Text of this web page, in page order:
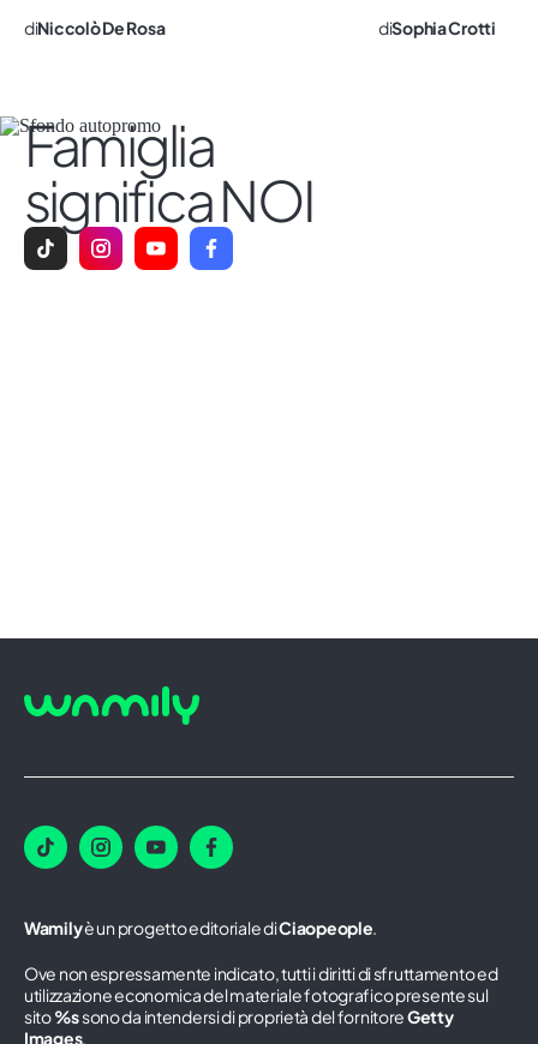
diNiccolò De Rosa diSophia Crotti
Famiglia
significa NOI
Wamilyè un progetto editoriale diCiaopeople.
Ove non espressamente indicato, tutti i diritti di sfruttamento ed
utilizzazione economica del materiale fotografico presente sul
sito%ssono da intendersi di proprietà del fornitoreGetty
Images.